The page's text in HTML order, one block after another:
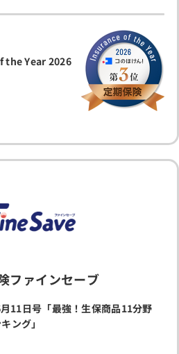
the Year 2026
ファインセーブ
11日号「最強！生保商品11分野
ング」